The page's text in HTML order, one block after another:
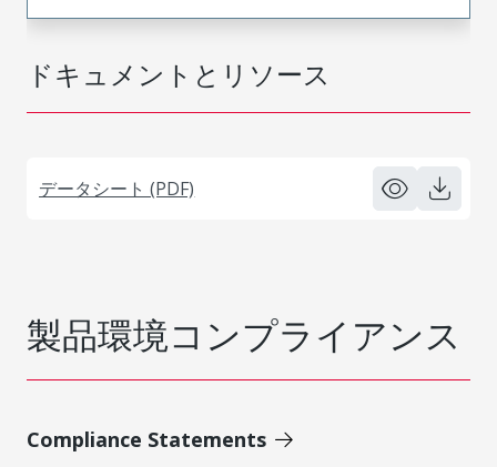
ドキュメントとリソース
データシート (PDF)
製品環境コンプライアンス
Compliance Statements